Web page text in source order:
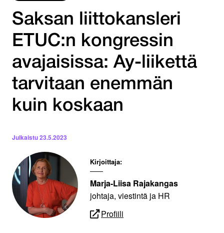
Saksan liittokansleri
ETUC:n kongressin
avajaisissa: Ay-liikettä
tarvitaan enemmän
kuin koskaan
Julkaistu23.5.2023
Kirjoittaja:
Marja-Liisa Rajakangas
johtaja, viestintä ja HR
Profiili